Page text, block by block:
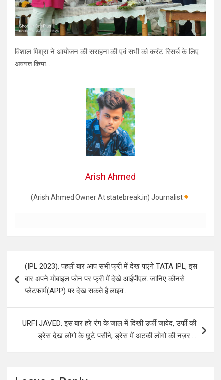
विशाल मिश्रा ने आयोजन की सराहना की एवं सभी को करंट रिसर्च के लिए
अवगत किया….
Arish Ahmed
(Arish Ahmed Owner At statebreak.in) Journalist
navigation
(IPL 2023): पहली बार आप सभी फ्री में देख पाएंगे TATA IPL, इस
बार अपने मोबाइल फोन पर फ्री में देखे आईपीएल, जानिए कौनसे
प्लेटफार्म(APP) पर देख सकते है लाइव..
URFI JAVED: इस बार हरे रंग के जाल में दिखी उर्फी जावेद, उर्फी की
ड्रेस देख लोगो के छूटे पसीने, ड्रेस में अटकी लोगो की नज़र….